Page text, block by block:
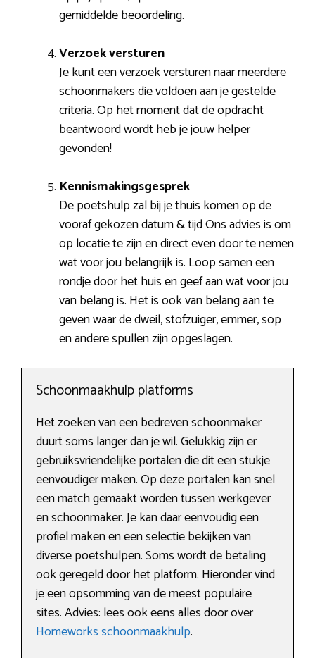
gemiddelde beoordeling.
Verzoek versturen
Je kunt een verzoek versturen naar meerdere
schoonmakers die voldoen aan je gestelde
criteria. Op het moment dat de opdracht
beantwoord wordt heb je jouw helper
gevonden!
Kennismakingsgesprek
De poetshulp zal bij je thuis komen op de
vooraf gekozen datum & tijd Ons advies is om
op locatie te zijn en direct even door te nemen
wat voor jou belangrijk is. Loop samen een
rondje door het huis en geef aan wat voor jou
van belang is. Het is ook van belang aan te
geven waar de dweil, stofzuiger, emmer, sop
en andere spullen zijn opgeslagen.
Schoonmaakhulp platforms
Het zoeken van een bedreven schoonmaker
duurt soms langer dan je wil. Gelukkig zijn er
gebruiksvriendelijke portalen die dit een stukje
eenvoudiger maken. Op deze portalen kan snel
een match gemaakt worden tussen werkgever
en schoonmaker. Je kan daar eenvoudig een
profiel maken en een selectie bekijken van
diverse poetshulpen. Soms wordt de betaling
ook geregeld door het platform. Hieronder vind
je een opsomming van de meest populaire
sites. Advies: lees ook eens alles door over
Homeworks schoonmaakhulp.